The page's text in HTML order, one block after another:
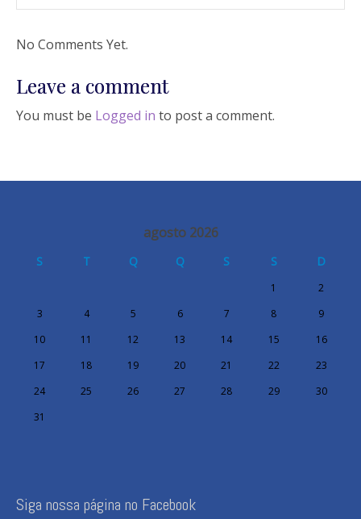
No Comments Yet.
Leave a comment
You must be Logged in to post a comment.
agosto 2026
S T Q Q S S D
1
2
3
4 5 6 7 8
9
10
11 12 13 14 15
16
17
18 19 20 21 22
23
24
25 26 27 28 29
30
31
Siga nossa página no Facebook